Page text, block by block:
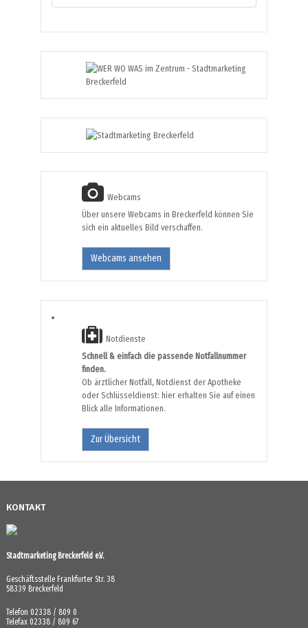
Webcams
Über unsere Webcams in Breckerfeld können Sie
sich ein aktuelles Bild verschaffen.
Webcams ansehen
Notdienste
Schnell & einfach die passende Notfallnummer
finden.
Ob ärztlicher Notfall, Notdienst der Apotheke
oder Schlüsseldienst: hier erhalten Sie auf einen
Blick alle Informationen.
Zur Übersicht
KONTAKT
Stadtmarketing Breckerfeld e.V.
Geschäftsstelle Frankfurter Str. 38
58339 Breckerfeld
Telefon 02338 / 809 0
Telefax 02338 / 809 67